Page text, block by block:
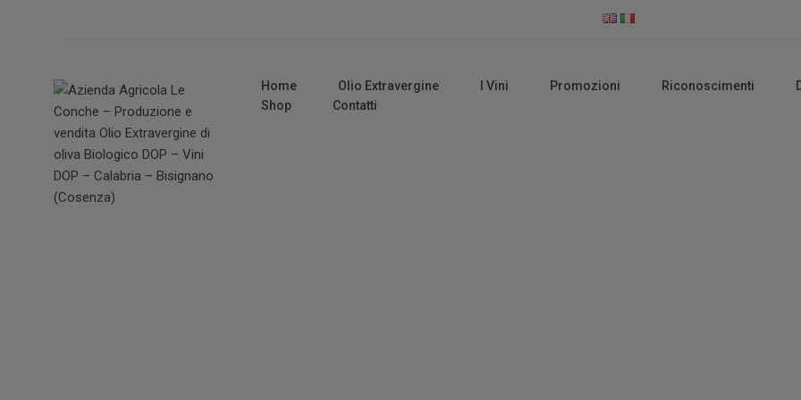
Home Olio Extravergine I Vini Promozioni Riconoscimenti
Shop
Contatti